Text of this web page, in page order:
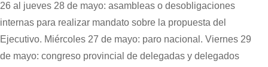
26 al jueves 28 de mayo: asambleas o desobligaciones
internas para realizar mandato sobre la propuesta del
Ejecutivo. Miércoles 27 de mayo: paro nacional. Viernes 29
de mayo: congreso provincial de delegadas y delegados